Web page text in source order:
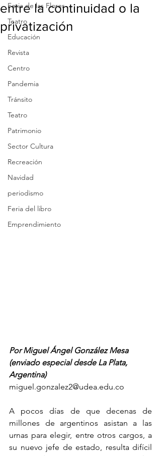
Feria de las Flores
Teatro
Educación
Revista
Centro
Pandemia
Tránsito
Teatro
Patrimonio
Sector Cultura
Recreación
Navidad
periodismo
Feria del libro
Emprendimiento
entre la continuidad o la
privatización
Por Miguel Ángel González Mesa
(enviado especial desde La Plata,
Argentina)
miguel.gonzalez2@udea.edu.co
A pocos días de que decenas de
millones de argentinos asistan a las
urnas para elegir, entre otros cargos, a
su nuevo jefe de estado, resulta difícil